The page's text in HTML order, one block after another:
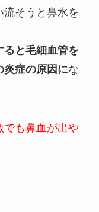
流そうと鼻水を
ると毛細血管を
炎症の原因にな
でも鼻血が出や